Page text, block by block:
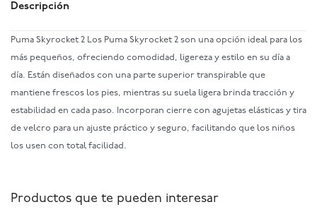
Descripción
Puma Skyrocket 2 Los Puma Skyrocket 2 son una opción ideal para los
más pequeños, ofreciendo comodidad, ligereza y estilo en su día a
día. Están diseñados con una parte superior transpirable que
mantiene frescos los pies, mientras su suela ligera brinda tracción y
estabilidad en cada paso. Incorporan cierre con agujetas elásticas y tira
de velcro para un ajuste práctico y seguro, facilitando que los niños
los usen con total facilidad.
Productos que te pueden interesar